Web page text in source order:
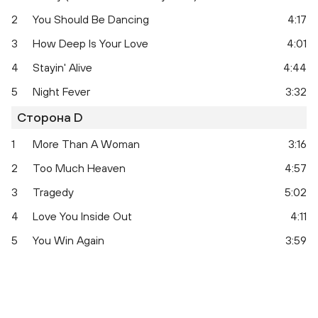
2
You Should Be Dancing
4:17
3
How Deep Is Your Love
4:01
4
Stayin' Alive
4:44
5
Night Fever 3:32
Сторона D
1 More Than A Woman
3:16
2
Too Much Heaven
4:57
3
Tragedy
5:02
4
Love You Inside Out
4:11
5
You Win Again 3:59